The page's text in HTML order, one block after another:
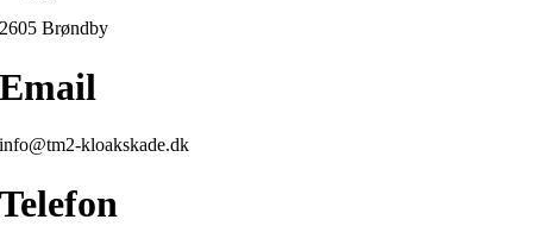
2605 Brøndby
Email
info@tm2-kloakskade.dk
Telefon